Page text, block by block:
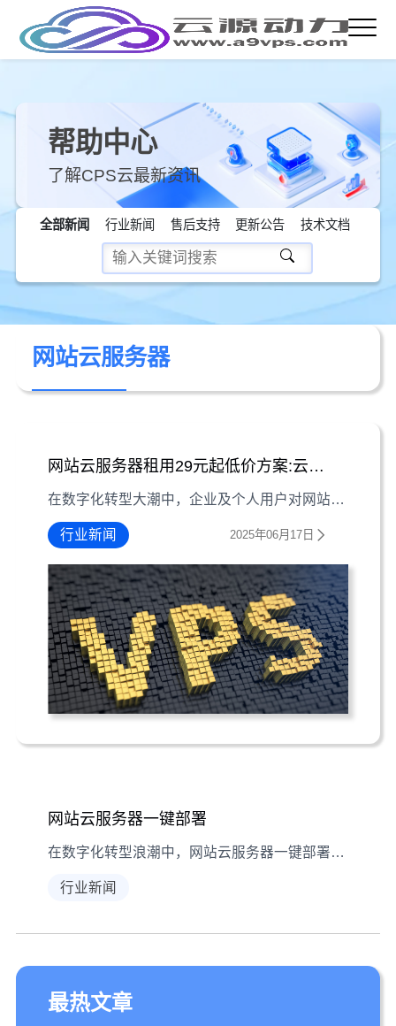
帮助中心
了解CPS云最新资讯
全部新闻 行业新闻 售后支持 更新公告 技术文档
网站云服务器
网站云服务器租用29元起低价方案:云端部署新选择
在数字化转型大潮中，企业及个人用户对网站云服务器租用需求持续攀升。特别是29元起低价的云服务器方案，正成为初创团队与中小企业的首选。本文将深度解析这类经济型云主机的配置优势、适用场景及选购技巧，帮助用户在控制成本的同时获得稳定可靠的网站托管服务。 网站云服务器租用29元起低价方案-云端部署新选择 核心价格解析：29元云服务器的基础配置
行业新闻 2025年06月17日
网站云服务器一键部署
在数字化转型浪潮中，网站云服务器一键部署技术正成为企业上云的核心竞争力。这种创新方案通过自动化配置流程，将传统需要数天完成的服务器搭建缩短至分钟级操作。本文将从技术原理、实施策略到行业应用，深度解析如何通过智能化工具实现网站云端快速部署，帮助用户突破传统运维效率瓶颈。 网站云服务器一键部署,阿里云无服务器一键部署网站 一、云端部署技术演进与核心价值
行业新闻
最热文章